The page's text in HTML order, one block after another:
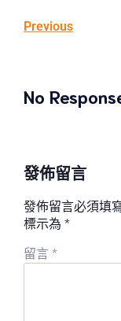
Previous
No
發佈留言
發佈留言必須填
標示為 *
留言 *